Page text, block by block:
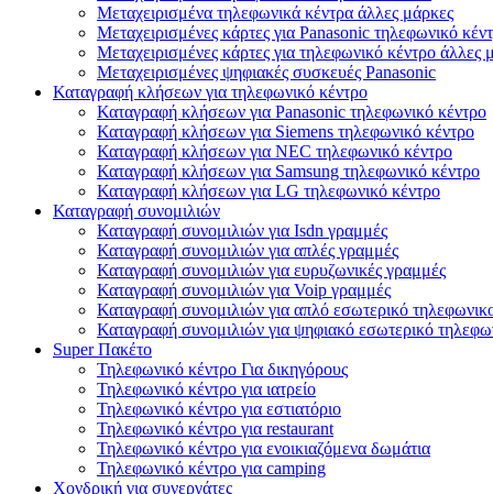
Μεταχειρισμένα τηλεφωνικά κέντρα άλλες μάρκες
Μεταχειρισμένες κάρτες για Panasonic τηλεφωνικό
Μεταχειρισμένες κάρτες για τηλεφωνικό κέντρο άλλες
Μεταχειρισμένες ψηφιακές συσκευές Panasonic
Καταγραφή κλήσεων για τηλεφωνικό κέντρο
Καταγραφή κλήσεων για Panasonic τηλεφωνικό κέντρο
Καταγραφή κλήσεων για Siemens τηλεφωνικό κέντρο
Καταγραφή κλήσεων για NEC τηλεφωνικό κέντρο
Καταγραφή κλήσεων για Samsung τηλεφωνικό κέντρο
Καταγραφή κλήσεων για LG τηλεφωνικό κέντρο
Καταγραφή συνομιλιών
Καταγραφή συνομιλιών για Isdn γραμμές
Καταγραφή συνομιλιών για απλές γραμμές
Καταγραφή συνομιλιών για ευρυζωνικές γραμμές
Καταγραφή συνομιλιών για Voip γραμμές
Καταγραφή συνομιλιών για απλό εσωτερικό
Καταγραφή συνομιλιών για ψηφιακό εσωτερικό
Super Πακέτο
Τηλεφωνικό κέντρο Για δικηγόρους
Τηλεφωνικό κέντρο για ιατρείο
Τηλεφωνικό κέντρο για εστιατόριο
Τηλεφωνικό κέντρο για restaurant
Τηλεφωνικό κέντρο για ενοικιαζόμενα δωμάτια
Τηλεφωνικό κέντρο για camping
Χονδρική για συνεργάτες